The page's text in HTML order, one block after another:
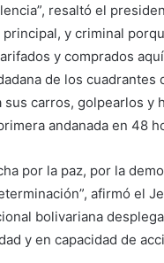
resaltó el
y criminal
y comprados
de los
carros, golpearlos y
andanada en 48
por la paz, por la
afirmó el
bolivariana
y en capacidad de